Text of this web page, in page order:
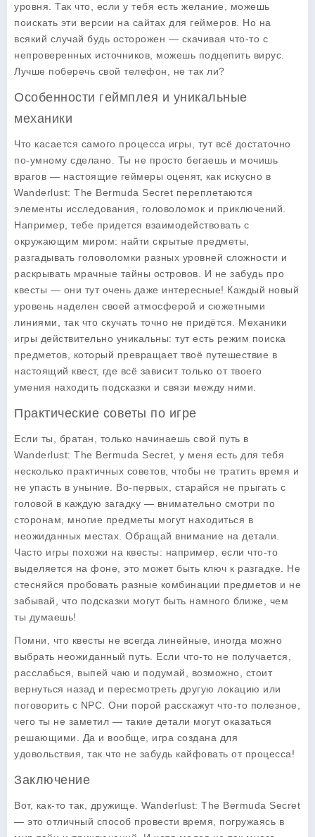
уровня. Так что, если у тебя есть желание, можешь
поискать эти версии на сайтах для геймеров. Но на
всякий случай будь осторожен — скачивая что-то с
непроверенных источников, можешь подцепить вирус.
Лучше поберечь свой телефон, не так ли?
Особенности геймплея и уникальные
механики
Что касается самого процесса игры, тут всё достаточно
по-умному сделано. Ты не просто бегаешь и мочишь
врагов — настоящие геймеры оценят, как искусно в
Wanderlust: The Bermuda Secret переплетаются
элементы исследования, головоломок и приключений.
Например, тебе придется взаимодействовать с
окружающим миром: найти скрытые предметы,
разгадывать головоломки разных уровней сложности и
раскрывать мрачные тайны островов. И не забудь про
квесты — они тут очень даже интересные! Каждый новый
уровень наделен своей атмосферой и сюжетными
линиями, так что скучать точно не придётся. Механики
игры действительно уникальны: тут есть режим поиска
предметов, который превращает твоё путешествие в
настоящий квест, где всё зависит только от твоего
умения находить подсказки и связи между ними.
Практические советы по игре
Если ты, братан, только начинаешь свой путь в
Wanderlust: The Bermuda Secret, у меня есть для тебя
несколько практичных советов, чтобы не тратить время и
не упасть в уныние. Во-первых, старайся не прыгать с
головой в каждую загадку — внимательно смотри по
сторонам, многие предметы могут находиться в
неожиданных местах. Обращай внимание на детали.
Часто игры похожи на квесты: например, если что-то
выделяется на фоне, это может быть ключ к разгадке. Не
стесняйся пробовать разные комбинации предметов и не
забывай, что подсказки могут быть намного ближе, чем
ты думаешь!
Помни, что квесты не всегда линейные, иногда можно
выбрать неожиданный путь. Если что-то не получается,
расслабься, выпей чаю и подумай, возможно, стоит
вернуться назад и пересмотреть другую локацию или
поговорить с NPC. Они порой расскажут что-то полезное,
чего ты не заметил — такие детали могут оказаться
решающими. Да и вообще, игра создана для
удовольствия, так что не забудь кайфовать от процесса!
Заключение
Вот, как-то так, дружище. Wanderlust: The Bermuda Secret
— это отличный способ провести время, погружаясь в